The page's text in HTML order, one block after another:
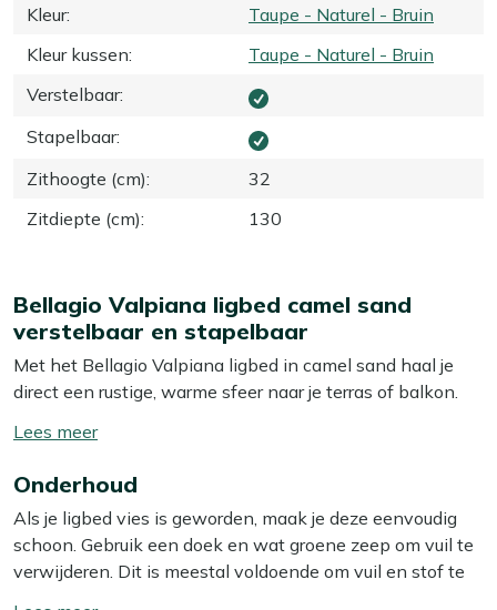
Kleur:
Taupe - Naturel - Bruin
Kleur kussen:
Taupe - Naturel - Bruin
Verstelbaar:
Stapelbaar:
Zithoogte (cm):
32
Zitdiepte (cm): 130
Bellagio Valpiana ligbed camel sand
verstelbaar en stapelbaar
Met het Bellagio Valpiana ligbed in camel sand haal je
direct een rustige, warme sfeer naar je terras of balkon.
tegelijk gewoon heel praktisch in gebruik. Het aluminium
verstelbare rugleuning ervoor zorgt dat je altijd
comfortabel ligt, of je nu even wilt lezen of juist helemaal
wilt ontspannen in de zon. Het meegeleverde kussen
geeft extra gemak, zodat je direct goed zit of ligt. Dankzij
de wielen rol je het ligbed moeiteloos naar een zonnige
Toon/verberg
meer
Onderhoud
Als je ligbed vies is geworden, maak je deze eenvoudig
schoon. Gebruik een doek en wat groene zeep om vuil te
verwijderen. Dit is meestal voldoende om vuil en stof te